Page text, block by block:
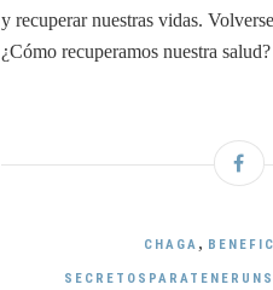
y recuperar nuestras vidas.
¿Cómo recuperamos nuestra
CHAGA ,